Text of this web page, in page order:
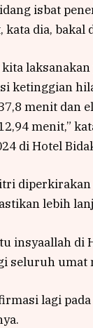
isbat
kata dia,
ketinggian
menit dan
menit,”
di Hotel
lebih
insyaallah di
seluruh
lagi